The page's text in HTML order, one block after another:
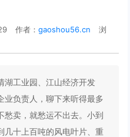
作者：gaoshou56.cn
浏
湖工业园、江山经济开发
业负责人，聊下来听得最多
愁卖，就愁运不出去。小到
几十上百吨的风电叶片、重